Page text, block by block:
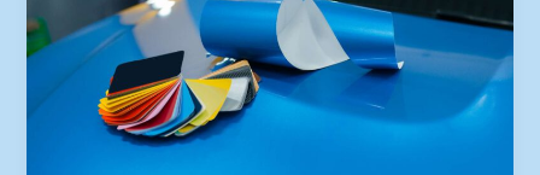
Düsseldorf:
Überblick